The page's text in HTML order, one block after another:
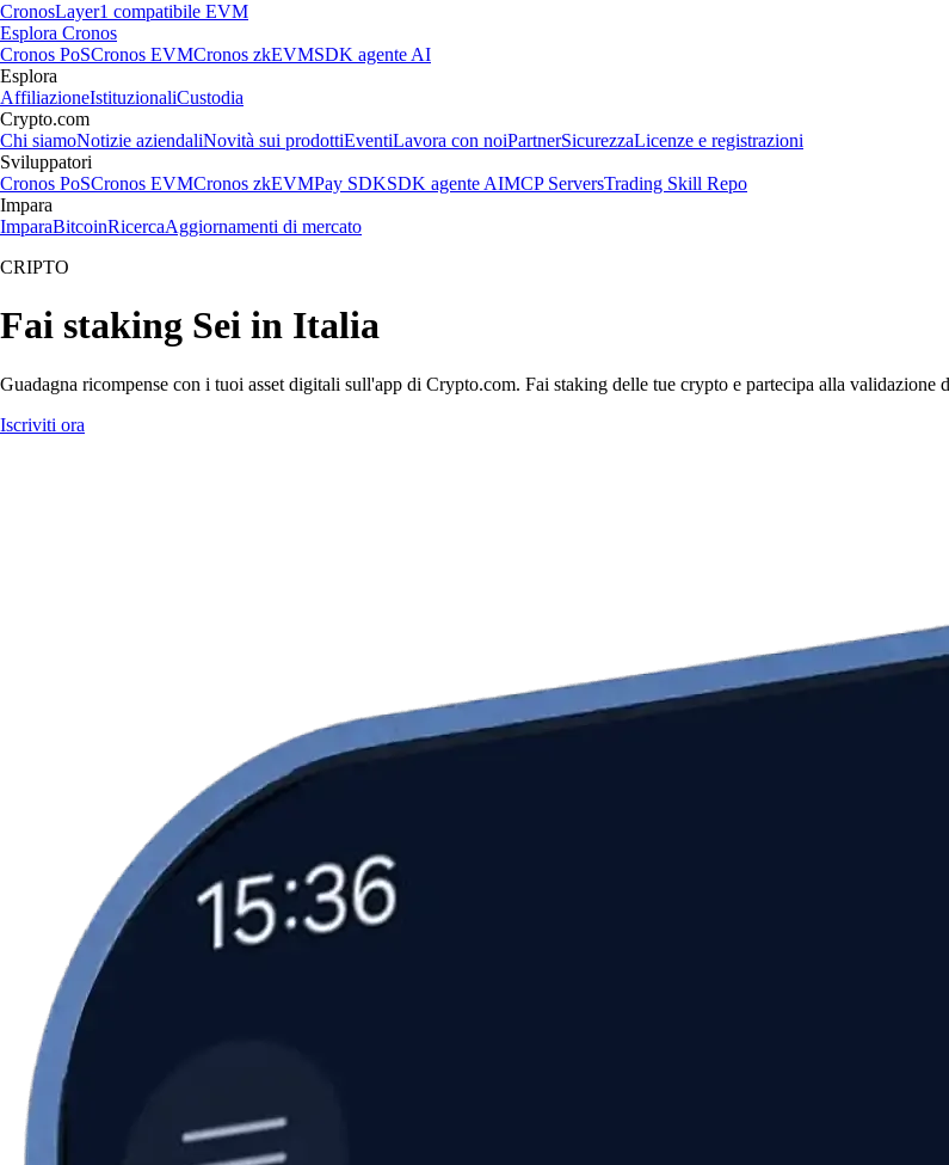
CronosLayer1 compatibile EVM
Esplora Cronos
Cronos PoSCronos EVMCronos zkEVMSDK agente AI
Esplora
AffiliazioneIstituzionaliCustodia
Crypto.com
Chi siamoNotizie aziendaliNovità sui prodottiEventiLavora con noiPartnerSicurezzaLicenze e registrazioni
Sviluppatori
Cronos PoSCronos EVMCronos zkEVMPay SDKSDK agente AIMCP ServersTrading Skill Repo
Impara
ImparaBitcoinRicercaAggiornamenti di mercato
CRIPTO
Fai staking Sei in Italia
Guadagna ricompense con i tuoi asset digitali sull'app di Crypto.com. Fai staking delle tue crypto e partecipa alla validazione
Iscriviti ora